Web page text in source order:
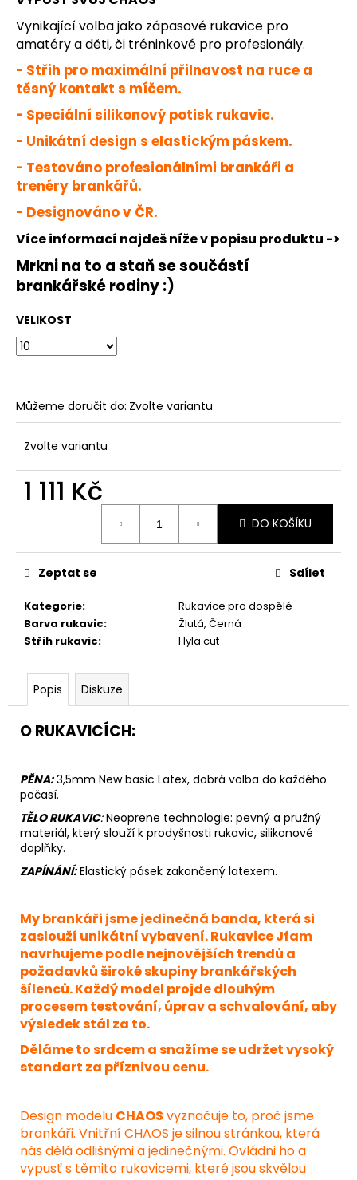
Vynikající volba jako zápasové rukavice pro
amatéry a děti, či tréninkové pro profesionály.
- Střih pro maximální přilnavost na ruce a
těsný kontakt s míčem.
- Speciální silikonový potisk rukavic.
- Unikátní design s elastickým páskem.
- Testováno profesionálními brankáři a
trenéry brankářů.
- Designováno v ČR.
Více informací najdeš níže v popisu produktu ->
Mrkni na to a staň se součástí
brankářské rodiny :)
VELIKOST
Můžeme doručit do: Zvolte variantu
Zvolte variantu
1 111 Kč
DO KOŠÍKU
Kategorie:
Rukavice pro dospělé
Barva rukavic:
Žlutá, Černá
Střih rukavic: Hyla cut
Zeptat se Sdílet
Popis Diskuze
O RUKAVICÍCH:
PĚNA:3,5mm New basic Latex, dobrá volba do každého
počasí.
TĚLO RUKAVIC:Neoprene technologie: pevný a pružný
materiál, který slouží k prodyšnosti rukavic, silikonové
doplňky.
ZAPÍNÁNÍ:Elastický pásek zakončený latexem.
My brankáři jsme jedinečná banda, která si
zaslouží unikátní vybavení. Rukavice Jfam
navrhujeme podle nejnovějších trendů a
požadavků široké skupiny brankářských
šílenců. Každý model projde dlouhým
procesem testování, úprav a schvalování, aby
výsledek stál za to.
Děláme to srdcem a snažíme se udržet vysoký
standart za příznivou cenu.
Design modelu CHAOS vyznačuje to, proč jsme
brankáři. Vnitřní CHAOS je silnou stránkou, která
nás dělá odlišnými a jedinečnými. Ovládni ho a
vypusť s těmito rukavicemi, které jsou skvělou
u
j
e
m
e
DĚTSKÉ
JFAM
SPLASH
WHITE
NEG
1
Kč